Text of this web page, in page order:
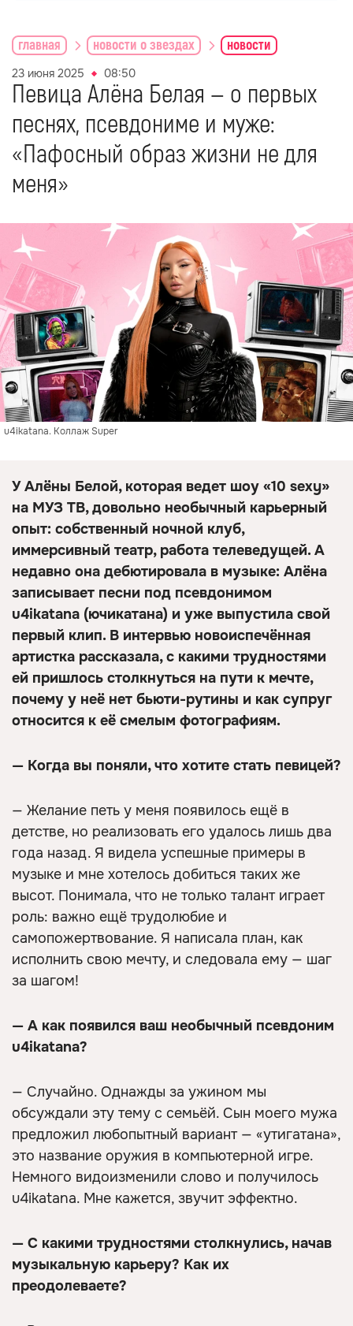
главная новости о звездах новости
23 июня 2025 08:50
Певица Алёна Белая — о первых
песнях, псевдониме и муже:
«Пафосный образ жизни не для
меня»
u4ikatana. Коллаж Super
У Алёны Белой, которая ведет шоу «10 sexy»
на МУЗ ТВ, довольно необычный карьерный
опыт: собственный ночной клуб,
иммерсивный театр, работа телеведущей. А
недавно она дебютировала в музыке: Алёна
записывает песни под псевдонимом
u4ikatana (ючикатана) и уже выпустила свой
первый клип. В интервью новоиспечённая
артистка рассказала, с какими трудностями
ей пришлось столкнуться на пути к мечте,
почему у неё нет бьюти-рутины и как супруг
относится к её смелым фотографиям.
— Когда вы поняли, что хотите стать певицей?
— Желание петь у меня появилось ещё в
детстве, но реализовать его удалось лишь два
года назад. Я видела успешные примеры в
музыке и мне хотелось добиться таких же
высот. Понимала, что не только талант играет
роль: важно ещё трудолюбие и
самопожертвование. Я написала план, как
исполнить свою мечту, и следовала ему — шаг
за шагом!
— А как появился ваш необычный псевдоним
u4ikatana?
— Случайно. Однажды за ужином мы
обсуждали эту тему с семьёй. Сын моего мужа
предложил любопытный вариант — «утигатана»,
это название оружия в компьютерной игре.
Немного видоизменили слово и получилось
u4ikatana. Мне кажется, звучит эффектно.
— С какими трудностями столкнулись, начав
музыкальную карьеру? Как их
преодолеваете?